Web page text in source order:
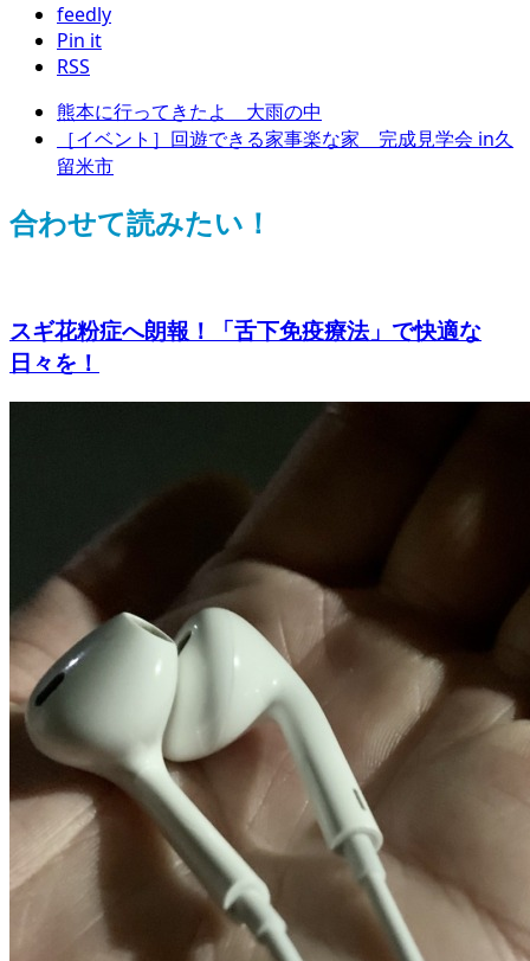
feedly
Pin it
RSS
熊本に行ってきたよ 大雨の中
［イベント］回遊できる家事楽な家 完成見学会 in久
留米市
合わせて読みたい！
スギ花粉症へ朗報！「舌下免疫療法」で快適な
日々を！